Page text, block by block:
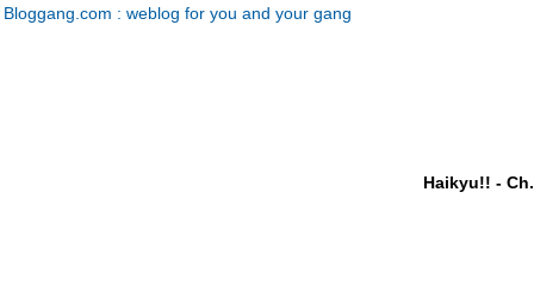
Bloggang.com : weblog for you and your gang
Haikyu!! -